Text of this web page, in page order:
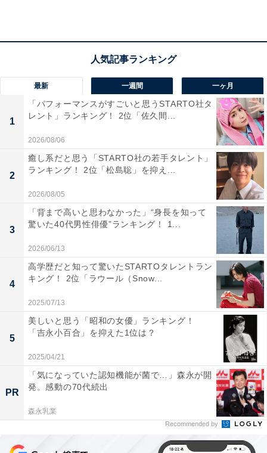
同率2位：木村有希 / ゆきぽよ（シーズン1出演）
最新 一週間 一ヶ月
1
「パフォーマンスがすごいと思うSTARTO社タ
レント」ランキング！ 2位「佐久間...
2026/08/06
2
癒し系だと思う「STARTO社の若手タレント」
ランキング！ 2位「松島聡」を抑え...
2026/08/05
3
「背まで高いと思わなかった」“身長を知って
驚いた40代男性俳優”ランキング！ 1...
2026/06/13
4
高学歴だと知って驚いたSTARTOタレントラン
キング！ 2位「ラウール（Snow...
2025/07/13
5
美しいと思う「昭和の女優」ランキング！
「吉永小百合」を抑えた1位は？
2025/04/21
PR
「気になっていた認知機能が菌で…」森永が開
発。感動の70代続出
森永乳業
Recommended by